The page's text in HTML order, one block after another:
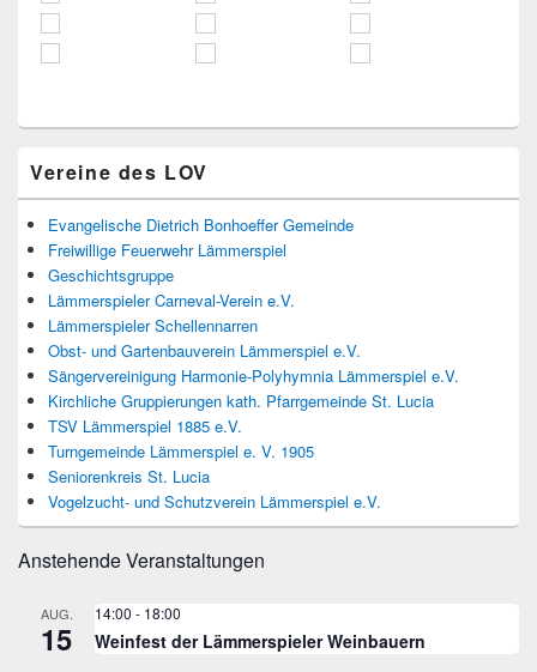
Seitenleisten
Widget-
Bereich
Vereine des LOV
Evangelische Dietrich Bonhoeffer Gemeinde
Freiwillige Feuerwehr Lämmerspiel
Geschichtsgruppe
Lämmerspieler Carneval-Verein e.V.
Lämmerspieler Schellennarren
Obst- und Gartenbauverein Lämmerspiel e.V.
Sängervereinigung Harmonie-Polyhymnia Lämmerspiel e.V.
Kirchliche Gruppierungen kath. Pfarrgemeinde St. Lucia
TSV Lämmerspiel 1885 e.V.
Turngemeinde Lämmerspiel e. V. 1905
Seniorenkreis St. Lucia
Vogelzucht- und Schutzverein Lämmerspiel e.V.
Anstehende Veranstaltungen
AUG.
15
14:00 - 18:00
Weinfest der Lämmerspieler Weinbauern